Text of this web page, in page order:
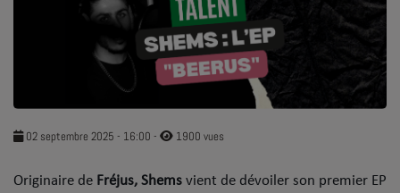
SOUL ADDICT PLAY
Flash News
02 septembre 2025 - 16:00 - 1900 vues
Originaire de Fréjus, Shems vient de dévoiler son premier EP